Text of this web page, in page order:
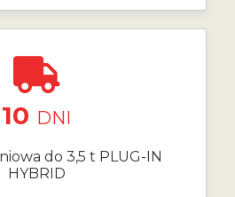
10 DNI
do 3,5 t PLUG-IN
HYBRID